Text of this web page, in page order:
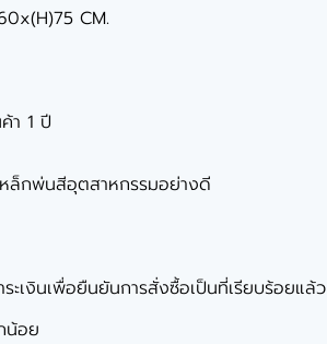
CM.
า 1 ปี
ล็กพ่นสีอุตสาหกรรมอย่างดี
ะเงินเพื่อยืนยันการสั่งซื้อเป็นที่เรียบร้อยแล้ว
น้อย